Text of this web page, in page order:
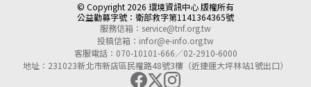
© Copyright 2026 環境資訊中心 版權所有
公益勸募字號： 衛部救字第1141364365號
服務信箱： service@tnf.org.tw
投稿信箱： infor@e-info.org.tw
客服電話：070-10101-666／02-2910-6000
地址：231023新北市新店區民權路48號3樓（近捷運大坪林站1號出口）